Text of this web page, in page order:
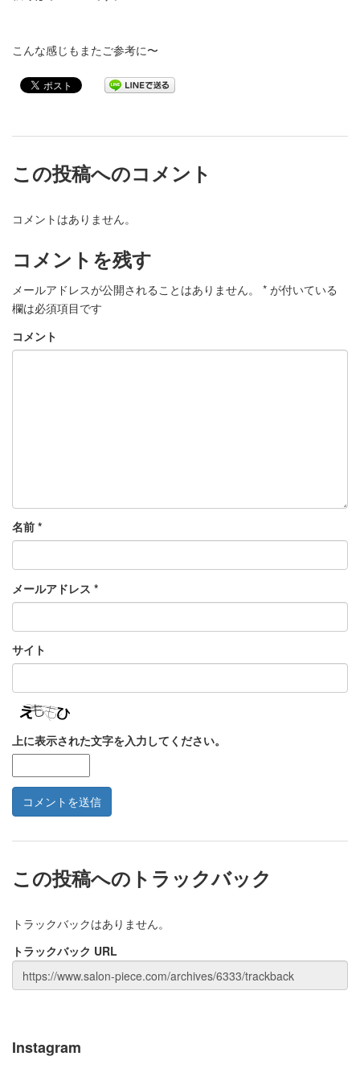
こんな感じもまたご参考に〜
この投稿へのコメント
コメントはありません。
コメントを残す
メールアドレスが公開されることはありません。 * が付いている
欄は必須項目です
コメント
名前 *
メールアドレス *
サイト
上に表示された文字を入力してください。
この投稿へのトラックバック
トラックバックはありません。
トラックバック URL
Instagram